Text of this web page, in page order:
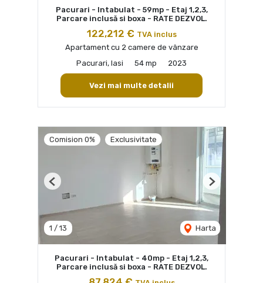
Pacurari - Intabulat - 59mp - Etaj 1,2,3,
Parcare inclusă si boxa - RATE DEZVOL.
122,212 € TVA inclus
Apartament cu 2 camere de vânzare
Pacurari, Iasi
54 mp 2023
Vezi mai multe detalii
Comision 0% Exclusivitate
1 / 13 Harta
Previous Next
Pacurari - Intabulat - 40mp - Etaj 1,2,3,
Parcare inclusă si boxa - RATE DEZVOL.